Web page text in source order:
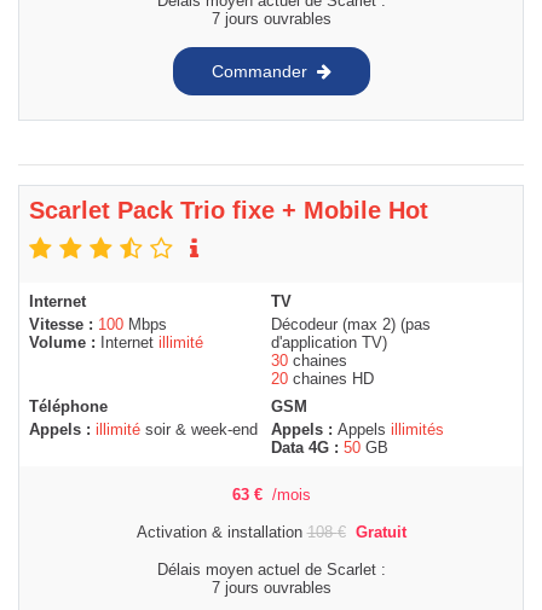
7 jours ouvrables
Commander
Scarlet Pack Trio fixe + Mobile Hot
Internet
Vitesse : 100 Mbps
Volume :
Internet illimité
TV
Décodeur (max 2) (pas
d'application TV)
30 chaines
20 chaines HD
Téléphone
Appels : illimité soir & week-end
GSM
Appels : Appels illimités
Data 4G : 50 GB
63 € /mois
Activation & installation108€ Gratuit
Délais moyen actuel de Scarlet :
7 jours ouvrables